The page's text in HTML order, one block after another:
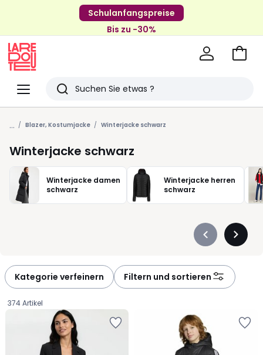
Schulanfangspreise
Bis zu -30%
Menü
Redoute
Suchen
Zuletzt
angesehenen
Artikel
Zum
... Blazer, Kostumjacke Winterjacke schwarz
Winterjacke schwarz
Winterjacke damen
schwarz
Winterjacke herren
schwarz
Précédent
défiler
à
gauche
à
Kategorie verfeinern Filtern und sortieren
374 Artikel